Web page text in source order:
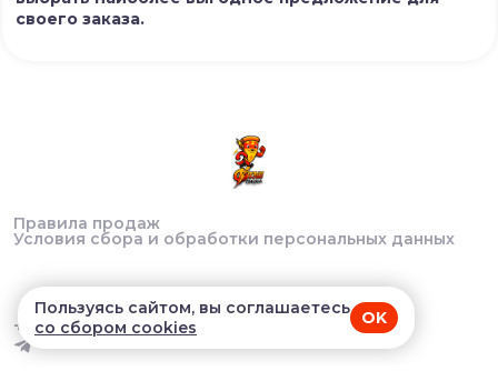
своего заказа.
Правила продаж
Условия сбора и обработки персональных данных
+7 (918)-607-53-06
Пользуясь сайтом, вы соглашаетесь
со сбором cookies
OK